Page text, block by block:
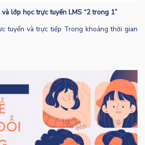
lớp học trực tuyến LMS “2 trong 1”
tuyến và trực tiếp Trong khoảng thời gian